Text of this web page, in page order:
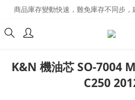
商品庫存變動快速，難免庫存不同步
商品庫存變動快速，難免庫存不同步
經營超過20年的改裝老字
K&N 機油芯 SO-7004
C250